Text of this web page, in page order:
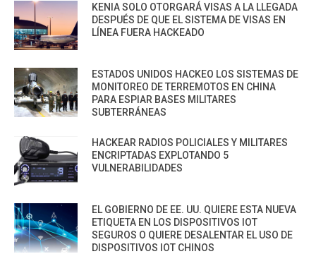
KENIA SOLO OTORGARÁ VISAS A LA LLEGADA
DESPUÉS DE QUE EL SISTEMA DE VISAS EN
LÍNEA FUERA HACKEADO
ESTADOS UNIDOS HACKEO LOS SISTEMAS DE
MONITOREO DE TERREMOTOS EN CHINA
PARA ESPIAR BASES MILITARES
SUBTERRÁNEAS
HACKEAR RADIOS POLICIALES Y MILITARES
ENCRIPTADAS EXPLOTANDO 5
VULNERABILIDADES
EL GOBIERNO DE EE. UU. QUIERE ESTA NUEVA
ETIQUETA EN LOS DISPOSITIVOS IOT
SEGUROS O QUIERE DESALENTAR EL USO DE
DISPOSITIVOS IOT CHINOS